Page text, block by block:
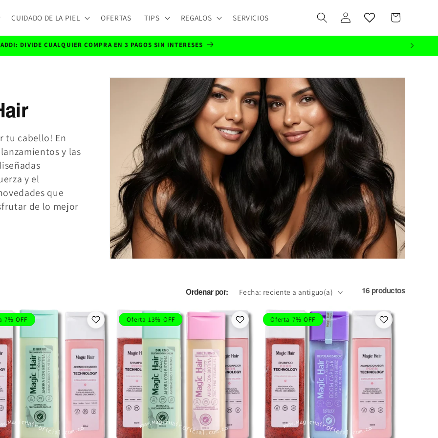
CUIDADO DE LA PIEL OFERTAS TIPS REGALOS SERVICIOS
Iniciar
sesión
Carrito
ADDI: DIVIDE CUALQUIER COMPRA EN 3 PAGOS SIN INTERESES
tu cabello! En
y las
y el
que
de lo mejor
Ordenar por: 16 productos
7% OFF Oferta 13% OFF Oferta 7% OFF